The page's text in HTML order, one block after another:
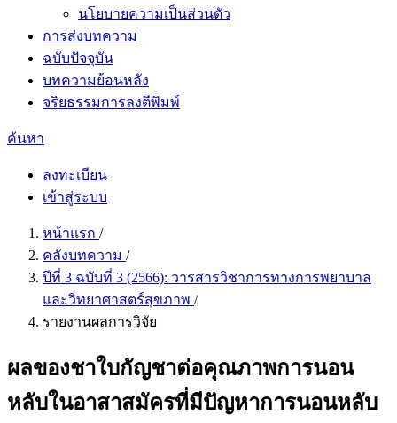
นโยบายความเป็นส่วนตัว
การส่งบทความ
ฉบับปัจจุบัน
บทความย้อนหลัง
จริยธรรมการลงตีพิมพ์
ค้นหา
ลงทะเบียน
เข้าสู่ระบบ
หน้าแรก /
คลังบทความ /
ปีที่ 3 ฉบับที่ 3 (2566): วารสารวิชาการทางการพยาบาล
และวิทยาศาสตร์สุขภาพ /
รายงานผลการวิจัย
ผลของชาใบกัญชาต่อคุณภาพการนอน
หลับในอาสาสมัครที่มีปัญหาการนอนหลับ